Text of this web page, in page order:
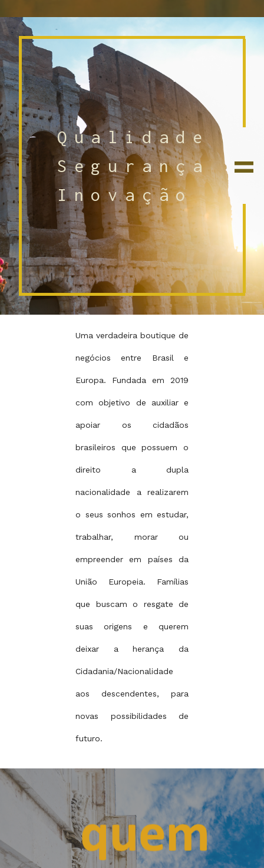
Qualidade
Segurança
Inovação
=
Uma verdadeira boutique de
negócios entre Brasil e
Europa. Fundada em 2019
com objetivo de auxiliar e
apoiar os cidadãos
brasileiros que possuem o
direito a dupla
nacionalidade a realizarem
o seus sonhos em estudar,
trabalhar, morar ou
empreender em países da
União Europeia. Famílias
que buscam o resgate de
suas origens e querem
deixar a herança da
Cidadania/Nacionalidade
aos descendentes, para
novas possibilidades de
futuro.